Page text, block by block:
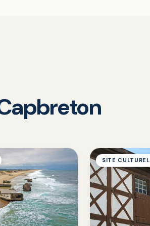
SITE CULTUREL